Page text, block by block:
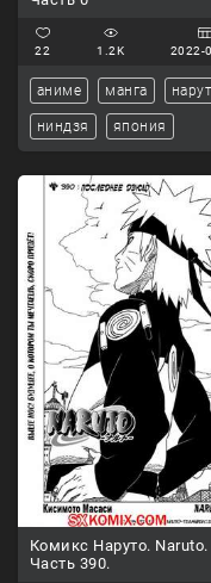
22 1.2K 2022-
аниме манга
ниндзя япония
Комикс Наруто. Naruto.
Часть 390.